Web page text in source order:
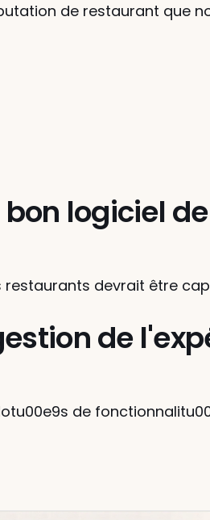
de restaurant que
logiciel
devrait être
de
de